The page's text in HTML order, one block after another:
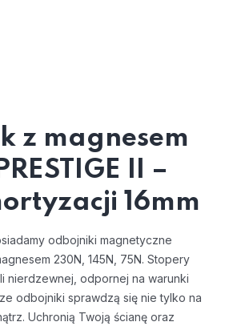
z magnesem
II –
16mm
odbojniki magnetyczne
230N, 145N, 75N. Stopery
nierdzewnej, odpornej na warunki
odbojniki sprawdzą się nie tylko na
Uchronią Twoją ścianę oraz